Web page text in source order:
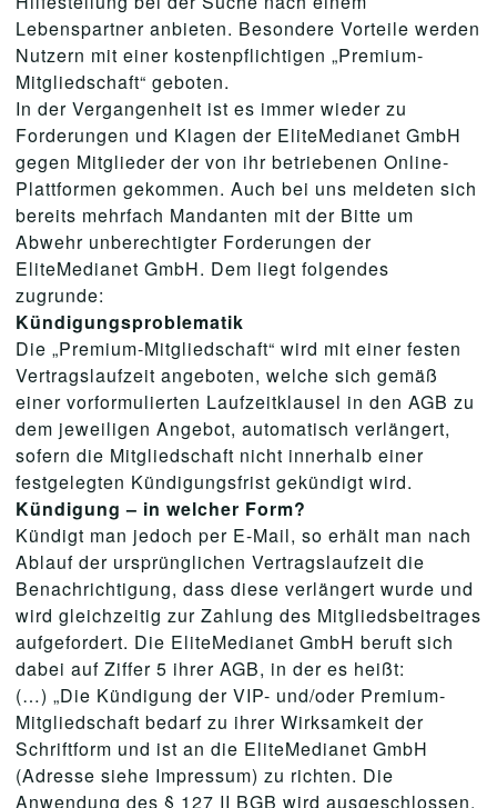
Lebenspartner anbieten. Besondere Vorteile werden
Nutzern mit einer kostenpflichtigen „Premium-
Mitgliedschaft“ geboten.
In der Vergangenheit ist es immer wieder zu
Forderungen und Klagen der EliteMedianet GmbH
gegen Mitglieder der von ihr betriebenen Online-
Plattformen gekommen. Auch bei uns meldeten sich
bereits mehrfach Mandanten mit der Bitte um
Abwehr unberechtigter Forderungen der
EliteMedianet GmbH. Dem liegt folgendes
zugrunde:
Kündigungsproblematik
Die „Premium-Mitgliedschaft“ wird mit einer festen
Vertragslaufzeit angeboten, welche sich gemäß
einer vorformulierten Laufzeitklausel in den AGB zu
dem jeweiligen Angebot, automatisch verlängert,
sofern die Mitgliedschaft nicht innerhalb einer
festgelegten Kündigungsfrist gekündigt wird.
Kündigung – in welcher Form?
Kündigt man jedoch per E-Mail, so erhält man nach
Ablauf der ursprünglichen Vertragslaufzeit die
Benachrichtigung, dass diese verlängert wurde und
wird gleichzeitig zur Zahlung des Mitgliedsbeitrages
aufgefordert. Die EliteMedianet GmbH beruft sich
dabei auf Ziffer 5 ihrer AGB, in der es heißt:
(…) „Die Kündigung der VIP- und/oder Premium-
Mitgliedschaft bedarf zu ihrer Wirksamkeit der
Schriftform und ist an die EliteMedianet GmbH
(Adresse siehe Impressum) zu richten. Die
Anwendung des § 127 II BGB wird ausgeschlossen.